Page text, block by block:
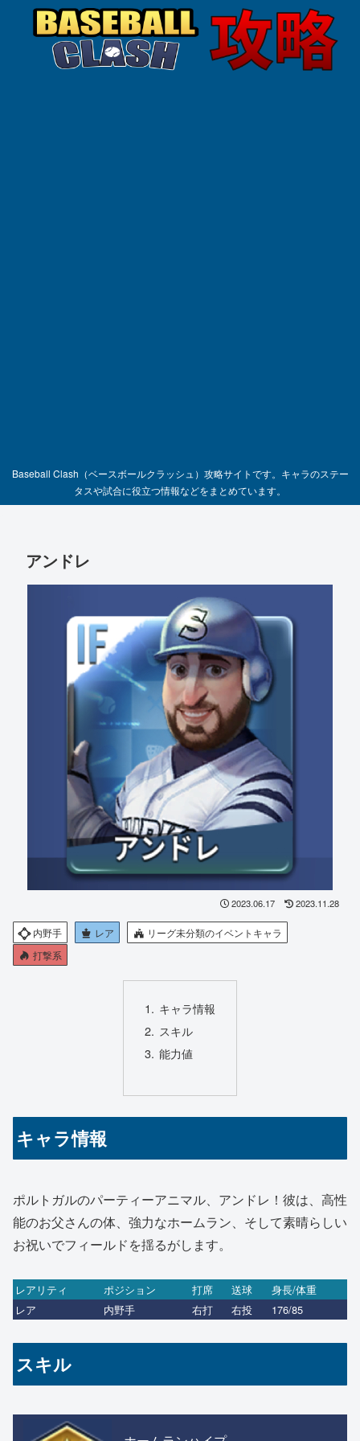
Baseball Clash（ベースボールクラッシュ）攻略サイトです。キャラのステー
タスや試合に役立つ情報などをまとめています。
アンドレ
2023.06.17 2023.11.28
内野手 レア
リーグ未分類のイベントキャラ
打撃系
キャラ情報
スキル
能力値
キャラ情報
ポルトガルのパーティーアニマル、アンドレ！彼は、高性
能のお父さんの体、強力なホームラン、そして素晴らしい
お祝いでフィールドを揺るがします。
レアリティ ポジション 打席 送球
身長/体重
レア
内野手 右打 右投 176/85
スキル